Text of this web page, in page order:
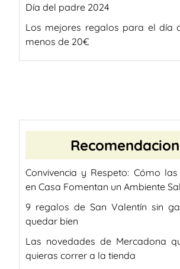
Día del padre 2024
Los mejores regalos para el día
menos de 20€
Convivencia y Respeto: Cómo las
en Casa Fomentan un Ambiente
9 regalos de San Valentín sin
quedar bien
Las novedades de Mercadona
quieras correr a la tienda